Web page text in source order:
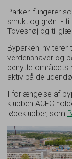
Parken fungerer
smukt og grønt -
Toveshøj og til
Byparken inviterer
verdenshaver og
benytte områdets
aktiv på de
I forlængelse af
klubben ACFC
løbeklubber, som